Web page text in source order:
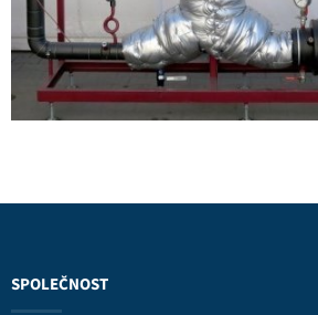
SPOLEČNOST